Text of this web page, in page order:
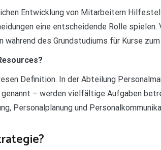
Entwicklung von Mitarbeitern
eine entscheidende Rolle spielen.
während des Grundstudiums für Kurse
Definition. In der Abteilung
– werden vielfältige Aufgaben
Personalplanung und